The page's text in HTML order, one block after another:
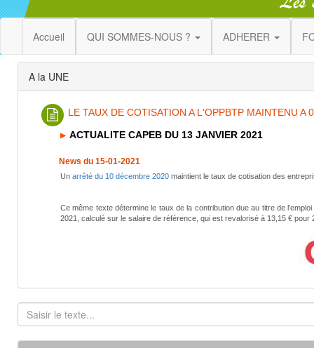
Accueil QUI SOMMES-NOUS ? ADHERER
A la UNE
LE TAUX DE COTISATION A L'OPPBTP MAINTENU A
ACTUALITE CAPEB DU 13 JANVIER 2021
News du 15-01-2021
Un arrêté du 10 décembre 2020 maintient le taux de cotisation des
Ce même texte détermine le taux de la contribution due au titre de
2021, calculé sur le salaire de référence, qui est revalorisé à 13,15 € pour